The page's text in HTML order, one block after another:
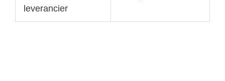
leverancier